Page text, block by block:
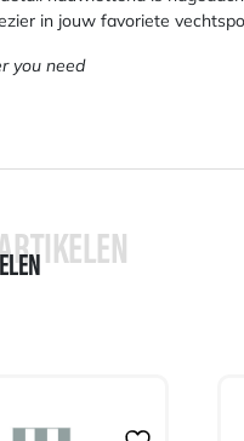
in jouw favoriete
you need